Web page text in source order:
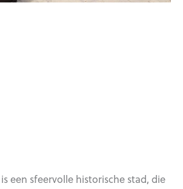
een sfeervolle historische stad, die